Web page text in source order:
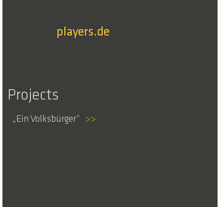
players.de
Projects
Ein Volksbürger >>